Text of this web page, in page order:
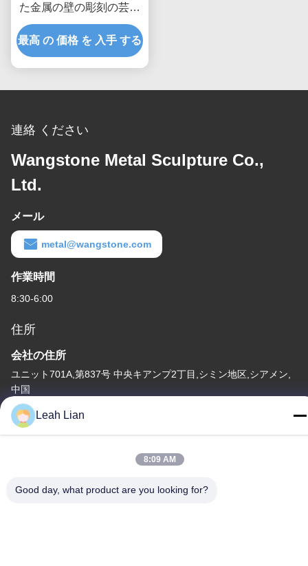
た金属の壁の彫刻の芸術
のパネル、金属の彫刻の
壁の芸術
最高 の 価格 を 入手 する
連絡 ください
Wangstone Metal Sculpture Co.,
Ltd.
メール
metal@wangstone.com
作業時間
8:30-6:00
住所
会社の住所
ユニット701A,第837号 中央キアンプ2丁目,シミン地区,シアメン,
中国
工場住所
第72号 ユンジュン道路 武峰村 崇武町 泉州市 福建市
Leah Lian
8:09 AM
Good day, what product are you looking for?